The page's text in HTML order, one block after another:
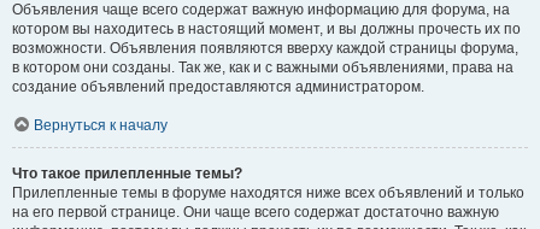
Объявления чаще всего содержат важную информацию для форума, на
котором вы находитесь в настоящий момент, и вы должны прочесть их по
возможности. Объявления появляются вверху каждой страницы форума,
в котором они созданы. Так же, как и с важными объявлениями, права на
создание объявлений предоставляются администратором.
Вернуться к началу
Что такое прилепленные темы?
Прилепленные темы в форуме находятся ниже всех объявлений и только
на его первой странице. Они чаще всего содержат достаточно важную